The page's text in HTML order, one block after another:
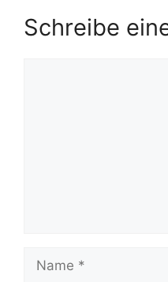
Schreibe
Name